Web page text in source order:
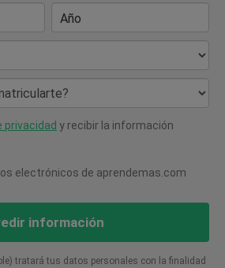
Año
privacidad y recibir la información
electrónicos de aprendemas.com
información
tratará tus datos personales con la finalidad